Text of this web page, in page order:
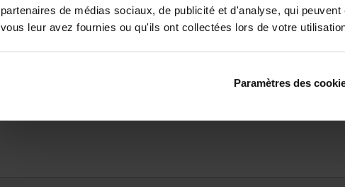
partenaires de médias sociaux, de publicité et d'analyse, qui
vous leur avez fournies ou qu'ils ont collectées lors de votre
Paramètres des
NOTA